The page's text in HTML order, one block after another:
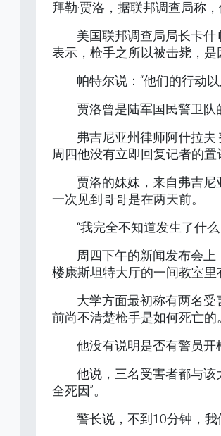
拜勒·贾洛，据联邦调查局称
美国联邦调查局局长卡什
表示，枪手之所以被击毙，是
帕特尔说：“他们的行动
贾洛曾是陆军国民警卫队
弗吉尼亚州律师阿什拉夫
周四他没有立即回复记者的置
贾洛的妹妹，来自弗吉
一次见到哥哥是在两天前。
“我完全不知道发生了什
周四下午的新闻发布会
楼康斯坦特大厅的一间教室里
大学方面最初称有两名
前尚不清楚枪手是如何死亡的
他没有说明是否有警员开
他说，三名受害者都与该
全死因”。
警长说，不到10分钟，我